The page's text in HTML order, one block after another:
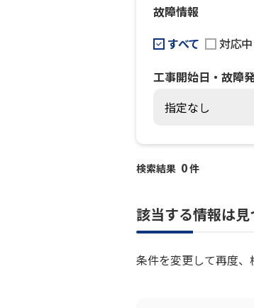
故障情報
すべて
対応中
工事開始日・故障
検索結果 0件
該当する情報は見
条件を変更して再度、